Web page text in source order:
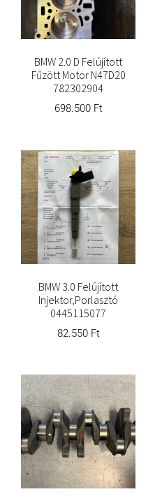
BMW 2.0 D Felújított
Fűzött Motor N47D20
782302904
698.500 Ft
BMW 3.0 Felújított
Injektor,Porlasztó
0445115077
82.550 Ft